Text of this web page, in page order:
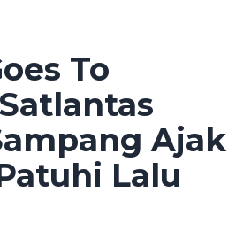
To
Ajak
Lalu